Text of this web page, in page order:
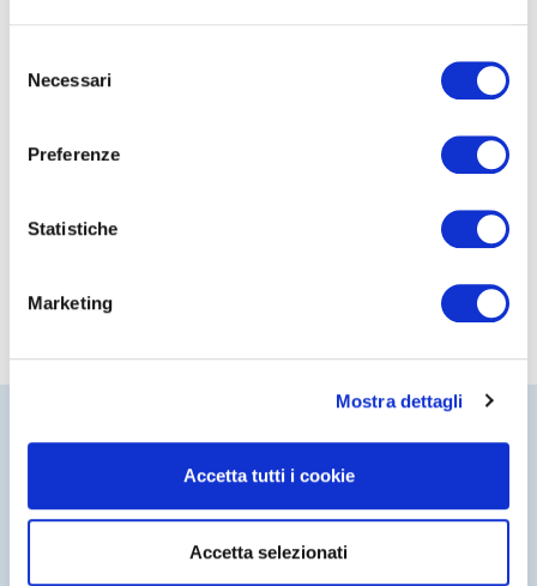
delNecessari
Preferenze
Statistiche
Marketing
Mostra dettagli
Accetta tutti i cookie
Accetta selezionati
Periodico Nedcommunity Reg. Tribunale di
Milano n° 341 (17/07/2009) Editore: